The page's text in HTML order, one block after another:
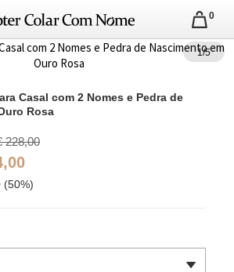
0
1/5
Casal com 2 Nomes e Pedra de
Rosa
228,00
(50%)